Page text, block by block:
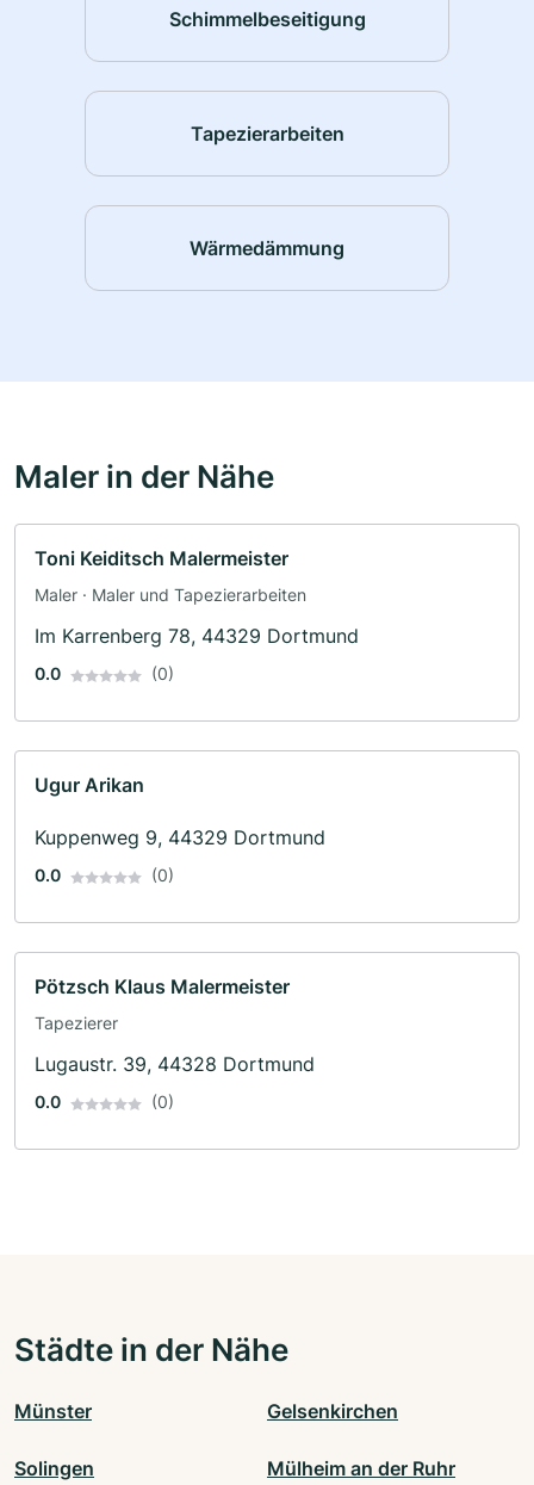
Schimmelbeseitigung
Tapezierarbeiten
Wärmedämmung
Maler in der Nähe
Toni Keiditsch Malermeister
Maler · Maler und Tapezierarbeiten
Im Karrenberg 78, 44329 Dortmund
0.0 (0)
Ugur Arikan
Kuppenweg 9, 44329 Dortmund
0.0 (0)
Pötzsch Klaus Malermeister
Tapezierer
Lugaustr. 39, 44328 Dortmund
0.0 (0)
Städte in der Nähe
Münster Gelsenkirchen
Solingen Mülheim an der Ruhr